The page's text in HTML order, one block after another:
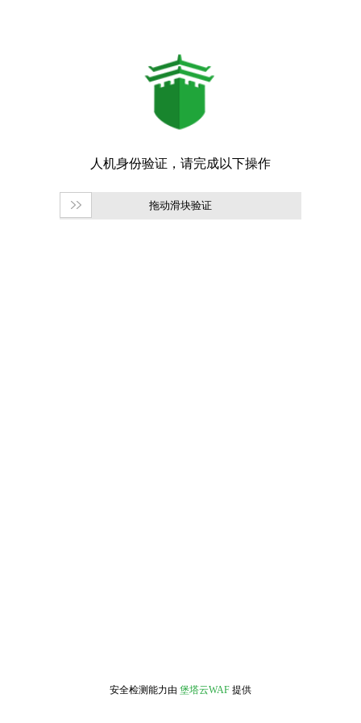
拖动滑块验证
安全检测能力由 堡塔云WAF 提供